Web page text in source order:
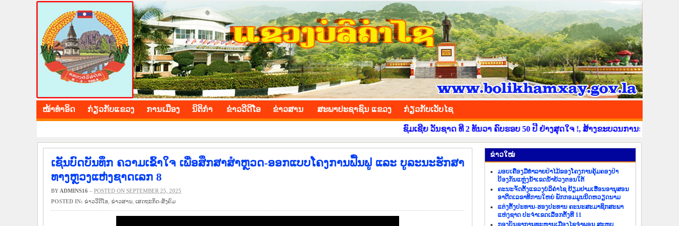
BOLIKHAMXAY PROVINCE
ໜ້າ​ທຳ​ອິດ ​ກ່ຽວ​ກັບ​ແຂວງ ​ການ​ເມືອງ ນິ​ຕິ​ກຳ ຂ່າວ​ວີ​ດີ​ໂອ ​ຂ່າວ​ສານ ສະພາປະຊາຊົນ ແຂວງ ​ກ່ຽວ​ກັບ​ເວັບ​ໄຊ
ຊົມເຊີຍ ວັນຊາດ ທີ 2 ທັນວາ ຄົບຮອບ 50 ປີ ຢ່າງສຸດໃຈ !, ສ້າງຂະບວນການຂໍ່ານັບຮັບຕ້ອນ ວັນ
ເຊັນບົດບັນທຶກ ຄວາມເຂົ້າໃຈ ເພື່ອສຶກສາສຳຫຼວດ-ອອກແບບໂຄງການຟື້ນຟູ ແລະ ບູລະນະຮັກສາ
ທາງຫຼວງແຫ່ງຊາດເລກ 8
BY ADMINS16 – POSTED ON SEPTEMBER 25, 2025
POSTED IN: ຂ່າວ​ວີ​ດີ​ໂອ ​ຂ່າວ​ສານ ​ເສດ​ຖະ​ກິດ-ສັງ​ຄົມ
​ຂ່າວ​ໃໝ່
ມອບເຄື່ອງມືທຳລາຍປ່າໄມ້ຂອງໂຄງການຄຸ້ມຄອງປ່າ
ປ້ອງກັນແຫຼ່ງນ້ຳເຂດນ້ຳຍ້ວງຕອນໃຕ້
ຄະນະຈັດຕັ້ງແຂວງບໍລິຄຳໄຊ ຢ້ຽມຢາມເຮືອນອານຸສອນ
ອາດີດເລຂາທິການໃຫຍ່ ພັກກອມມູນນິດຫວຽດນາມ
ແຕ່ງຕັ້ງປະທານ-ຮອງປະທານ ຄະນະສະມາຊິກສະພາ
ແຫ່ງຊາດ ປະຈຳເຂດເລືອກຕັ້ງທີ 11
ກອງບັນຊາການທະຫານເມືອງໄຊຈຳພອນ ສະຫຼຸບ